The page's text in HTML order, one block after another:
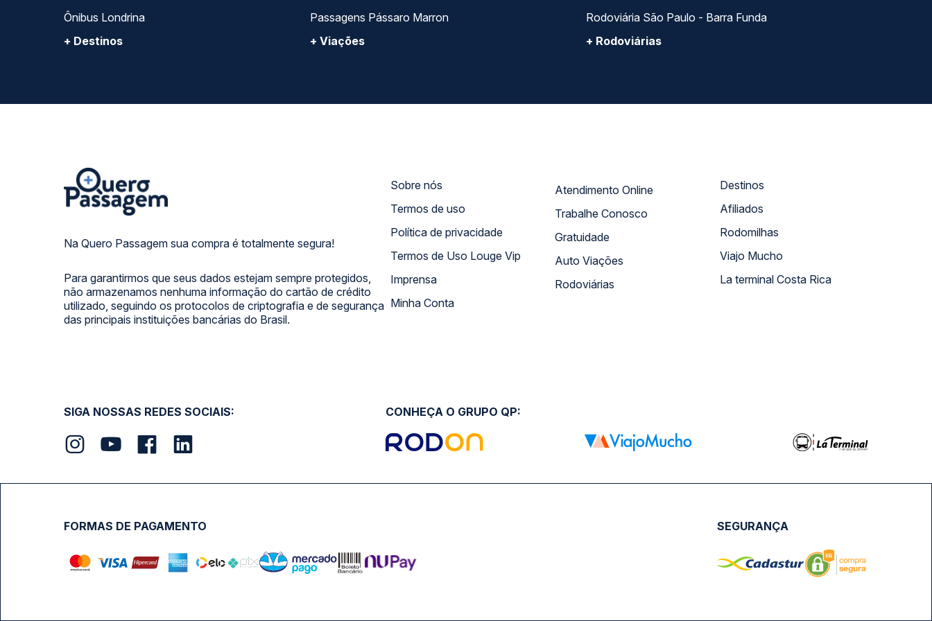
Ônibus Londrina
+ Destinos
Passagens Pássaro Marron
+ Viações
Rodoviária São Paulo - Barra Funda
+ Rodoviárias
Na Quero Passagem sua compra é totalmente segura!
Para garantirmos que seus dados estejam sempre protegidos,
não armazenamos nenhuma informação do cartão de crédito
utilizado, seguindo os protocolos de criptografia e de segurança
das principais instituições bancárias do Brasil.
Sobre nós
Termos de uso
Política de privacidade
Termos de Uso Louge Vip
Imprensa
Minha Conta
Atendimento Online
Trabalhe Conosco
Gratuidade
Auto Viações
Rodoviárias
Destinos
Afiliados
Rodomilhas
Viajo Mucho
La terminal Costa Rica
SIGA NOSSAS REDES SOCIAIS: CONHEÇA O GRUPO QP:
FORMAS DE PAGAMENTO SEGURANÇA